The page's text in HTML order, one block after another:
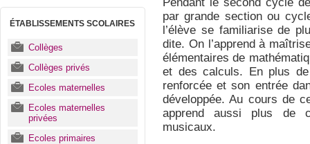
ÉTABLISSEMENTS SCOLAIRES
Collèges
Collèges privés
Ecoles maternelles
Ecoles maternelles
privées
Ecoles primaires
par grande section ou
l’élève se familiarise de
dite. On l’apprend à
élémentaires de
et des calculs. En plus
renforcée et son entrée
développée. Au cours de
apprend aussi plus de
musicaux.